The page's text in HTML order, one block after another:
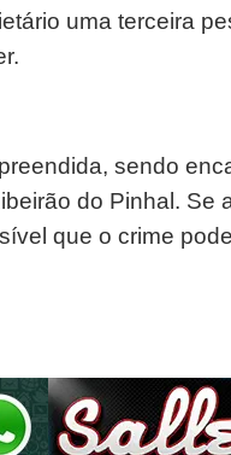
uma terceira
sendo
do Pinhal. Se
que o crime